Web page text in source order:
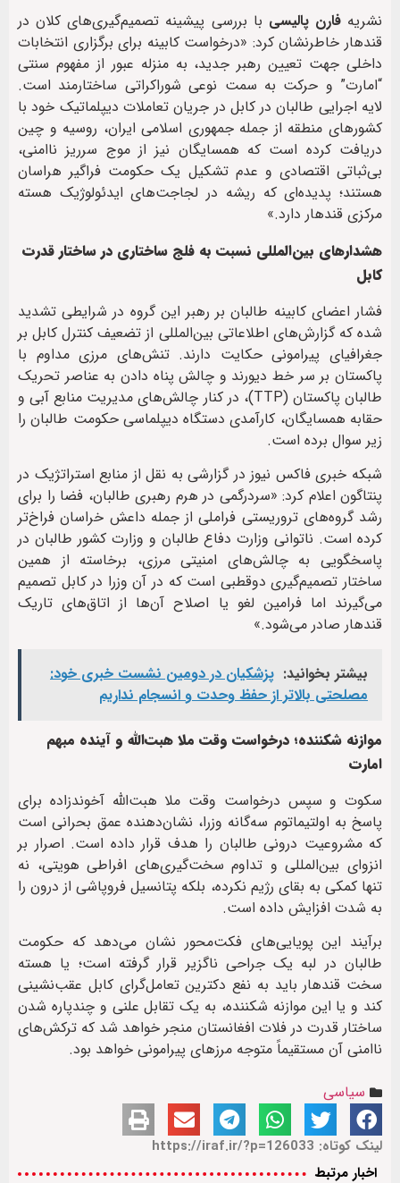
نشریه فارن پالیسی با بررسی پیشینه تصمیم‌گیری‌های کلان در
قندهار خاطرنشان کرد: «درخواست کابینه برای برگزاری انتخابات
داخلی جهت تعیین رهبر جدید، به منزله عبور از مفهوم سنتی
“امارت” و حرکت به سمت نوعی شوراکراتی ساختارمند است.
لایه اجرایی طالبان در کابل در جریان تعاملات دیپلماتیک خود با
کشورهای منطقه از جمله جمهوری اسلامی ایران، روسیه و چین
دریافت کرده است که همسایگان نیز از موج سرریز ناامنی،
بی‌ثباتی اقتصادی و عدم تشکیل یک حکومت فراگیر هراسان
هستند؛ پدیده‌ای که ریشه در لجاجت‌های ایدئولوژیک هسته
مرکزی قندهار دارد.»
هشدارهای بین‌المللی نسبت به فلج ساختاری در ساختار قدرت
کابل
فشار اعضای کابینه طالبان بر رهبر این گروه در شرایطی تشدید
شده که گزارش‌های اطلاعاتی بین‌المللی از تضعیف کنترل کابل بر
جغرافیای پیرامونی حکایت دارند. تنش‌های مرزی مداوم با
پاکستان بر سر خط دیورند و چالش پناه دادن به عناصر تحریک
طالبان پاکستان (TTP)، در کنار چالش‌های مدیریت منابع آبی و
حقابه همسایگان، کارآمدی دستگاه دیپلماسی حکومت طالبان را
زیر سوال برده است.
شبکه خبری فاکس نیوز در گزارشی به نقل از منابع استراتژیک در
پنتاگون اعلام کرد: «سردرگمی در هرم رهبری طالبان، فضا را برای
رشد گروه‌های تروریستی فراملی از جمله داعش خراسان فراخ‌تر
کرده است. ناتوانی وزارت دفاع طالبان و وزارت کشور طالبان در
پاسخگویی به چالش‌های امنیتی مرزی، برخاسته از همین
ساختار تصمیم‌گیری دوقطبی است که در آن وزرا در کابل تصمیم
می‌گیرند اما فرامین لغو یا اصلاح آن‌ها از اتاق‌های تاریک
قندهار صادر می‌شود.»
بیشتر بخوانید: پزشکیان در دومین نشست خبری خود:
مصلحتی بالاتر از حفظ وحدت و انسجام نداریم
موازنه شکننده؛ درخواست وقت ملا هبت‌الله و آینده مبهم
امارت
سکوت و سپس درخواست وقت ملا هبت‌الله آخوندزاده برای
پاسخ به اولتیماتوم سه‌گانه وزرا، نشان‌دهنده عمق بحرانی است
که مشروعیت درونی طالبان را هدف قرار داده است. اصرار بر
انزوای بین‌المللی و تداوم سخت‌گیری‌های افراطی هویتی، نه
تنها کمکی به بقای رژیم نکرده، بلکه پتانسیل فروپاشی از درون را
به شدت افزایش داده است.
برآیند این پویایی‌های فکت‌محور نشان می‌دهد که حکومت
طالبان در لبه یک جراحی ناگزیر قرار گرفته است؛ یا هسته
سخت قندهار باید به نفع دکترین تعامل‌گرای کابل عقب‌نشینی
کند و یا این موازنه شکننده، به یک تقابل علنی و چندپاره شدن
ساختار قدرت در فلات افغانستان منجر خواهد شد که ترکش‌های
ناامنی آن مستقیماً متوجه مرزهای پیرامونی خواهد بود.
سیاسی
لینک کوتاه: https://iraf.ir/?p=126033
اخبار مرتبط